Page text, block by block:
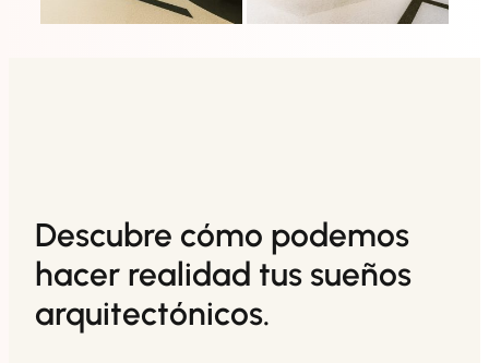
Descubre cómo podemos
hacer realidad tus sueños
arquitectónicos.